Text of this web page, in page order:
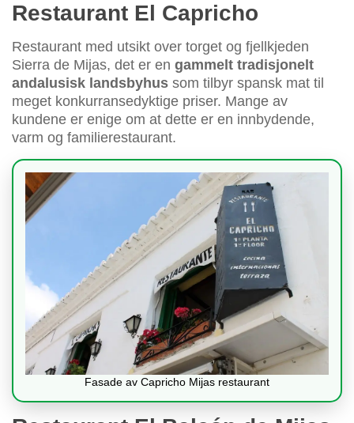
Restaurant El Capricho
Restaurant med utsikt over torget og fjellkjeden
Sierra de Mijas, det er en gammelt tradisjonelt
andalusisk landsbyhus som tilbyr spansk mat til
meget konkurransedyktige priser. Mange av
kundene er enige om at dette er en innbydende,
varm og familierestaurant.
Fasade av Capricho Mijas restaurant